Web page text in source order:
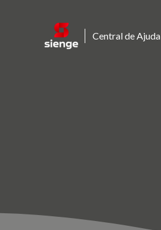
Central de Ajuda